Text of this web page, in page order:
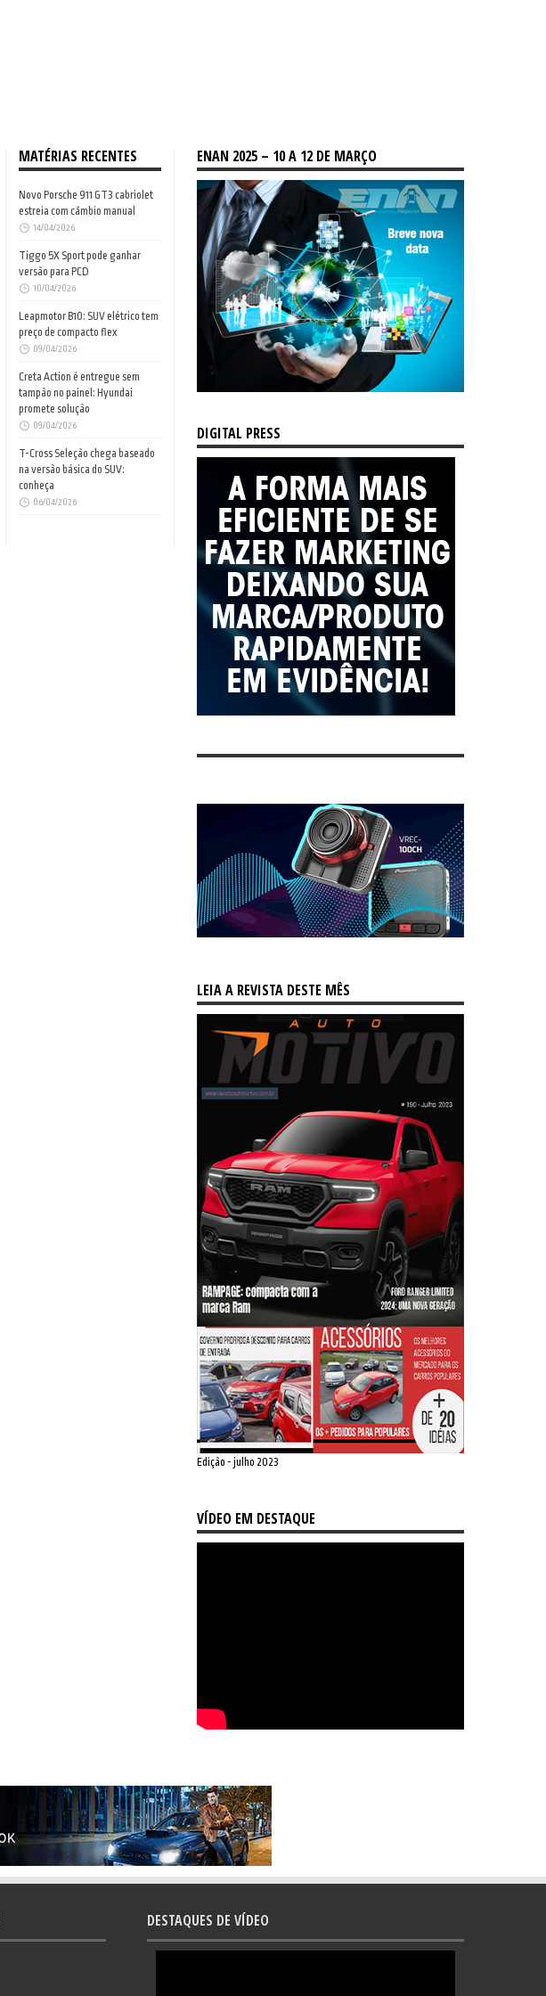
MATÉRIAS RECENTES
Novo Porsche 911 GT3 cabriolet
estreia com câmbio manual
14/04/2026
Tiggo 5X Sport pode ganhar
versão para PCD
10/04/2026
Leapmotor B10: SUV elétrico tem
preço de compacto flex
09/04/2026
Creta Action é entregue sem
tampão no painel: Hyundai
promete solução
09/04/2026
T-Cross Seleção chega baseado
na versão básica do SUV:
conheça
06/04/2026
ENAN 2025 – 10 A 12 DE MARÇO
DIGITAL PRESS
LEIA A REVISTA DESTE MÊS
Edição - julho 2023
VÍDEO EM DESTAQUE
DESTAQUES DE VÍDEO